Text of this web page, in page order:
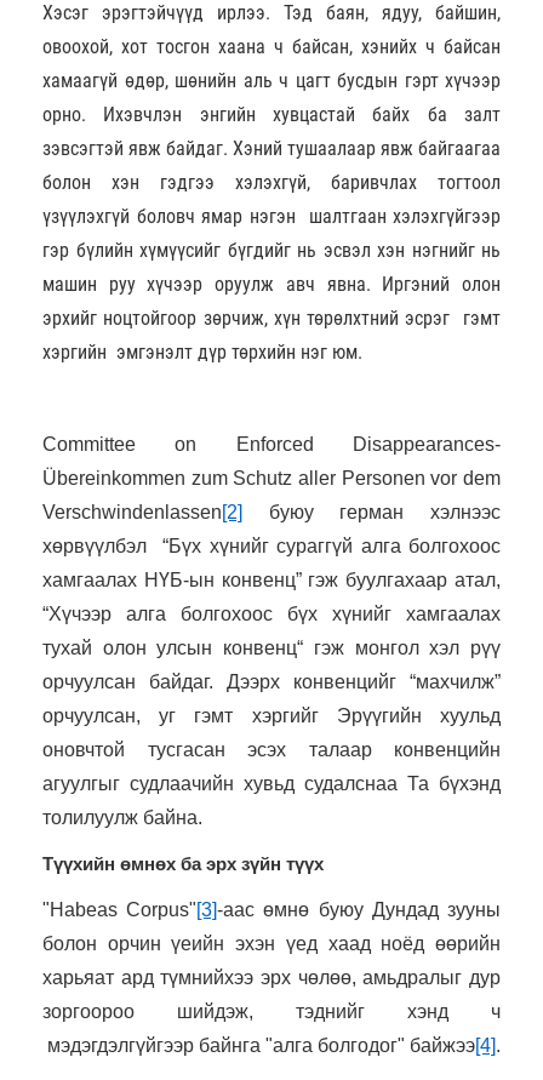
Хэсэг эрэгтэйчүүд ирлээ. Тэд баян, ядуу, байшин,
овоохой, хот тосгон хаана ч байсан, хэнийх ч байсан
хамаагүй өдөр, шөнийн аль ч цагт бусдын гэрт хүчээр
орно. Ихэвчлэн энгийн хувцастай байх ба залт
зэвсэгтэй явж байдаг. Хэний тушаалаар явж байгаагаа
болон хэн гэдгээ хэлэхгүй, баривчлах тогтоол
үзүүлэхгүй боловч ямар нэгэн шалтгаан хэлэхгүйгээр
гэр бүлийн хүмүүсийг бүгдийг нь эсвэл хэн нэгнийг нь
машин руу хүчээр оруулж авч явна. Иргэний олон
эрхийг ноцтойгоор зөрчиж, хүн төрөлхтний эсрэг гэмт
хэргийн эмгэнэлт дүр төрхийн нэг юм.
Committee on Enforced Disappearances-
Übereinkommen zum Schutz aller Personen vor dem
Verschwindenlassen[2]
буюу герман хэлнээс
хөрвүүлбэл “Бүх хүнийг сураггүй алга болгохоос
хамгаалах НҮБ-ын конвенц” гэж буулгахаар атал,
“Хүчээр алга болгохоос бүх хүнийг хамгаалах
тухай олон улсын конвенц“ гэж монгол хэл рүү
орчуулсан байдаг. Дээрх конвенцийг “махчилж”
орчуулсан, уг гэмт хэргийг Эрүүгийн хуульд
оновчтой тусгасан эсэх талаар конвенцийн
агуулгыг судлаачийн хувьд судалснаа Та бүхэнд
толилуулж байна.
Түүхийн өмнөх ба эрх зүйн түүх
"Habeas Corpus"[3]-аас өмнө буюу Дундад зууны
болон орчин үеийн эхэн үед хаад ноёд өөрийн
харьяат ард түмнийхээ эрх чөлөө, амьдралыг дур
зоргоороо шийдэж, тэднийг хэнд ч
мэдэгдэлгүйгээр байнга "алга болгодог" байжээ[4].